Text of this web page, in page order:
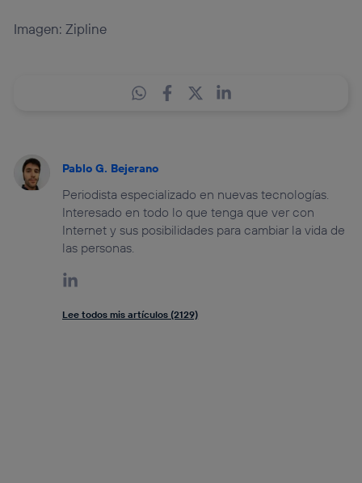
Imagen: Zipline
Pablo G. Bejerano
Periodista especializado en nuevas tecnologías.
Interesado en todo lo que tenga que ver con
Internet y sus posibilidades para cambiar la vida de
las personas.
Lee todos mis artículos (2129)